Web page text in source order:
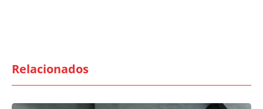
Relacionados